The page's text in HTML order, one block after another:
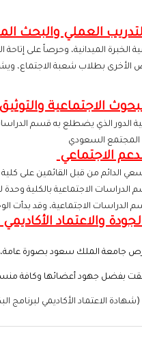
العملي والبحث
الخبرة الميدانية، وحرصاً على
الأخرى بطلاب شعبة الاجتماع،
الاجتماعية
المجتمع السعودي
الاجتماعي
الدائم من قبل القائمين على
الاجتماعية بالكلية وحدة
الاجتماعية، وقد بدأت الوحدة في
والاعتماد الأكاديمي
جامعة الملك سعود بصورة عامة،
بفضل جهود أعضائها وكافة منسوبي
(شهادة الاعتماد الأكاديمي